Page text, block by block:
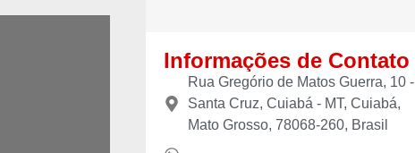
Informações de Contato
Rua Gregório de Matos Guerra, 10 -
Santa Cruz, Cuiabá - MT, Cuiabá,
Mato Grosso, 78068-260, Brasil